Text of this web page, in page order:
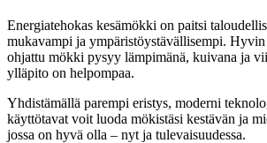
Energiatehokas kesämökki on paitsi
mukavampi ja ympäristöystävällisempi.
ohjattu mökki pysyy lämpimänä, kuivana ja
ylläpito on helpompaa.
Yhdistämällä parempi eristys, moderni
käyttötavat voit luoda mökistäsi kestävän ja
jossa on hyvä olla – nyt ja tulevaisuudessa.